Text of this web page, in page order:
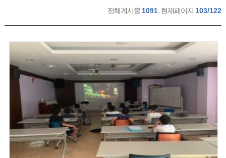
전체게시물 1091 , 현재페이지 103/122